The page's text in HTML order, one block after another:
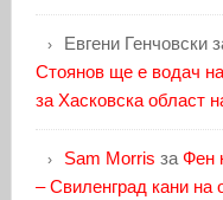
Евгени Генчовски
Стоянов ще е водач
за Хасковска област
Sam Morris за Фен
– Свиленград кани на